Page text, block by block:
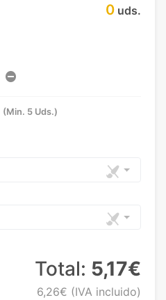
0 uds.
(Min. 5 Uds.)
Total: 5,17€
6,26€ (IVA incluido)